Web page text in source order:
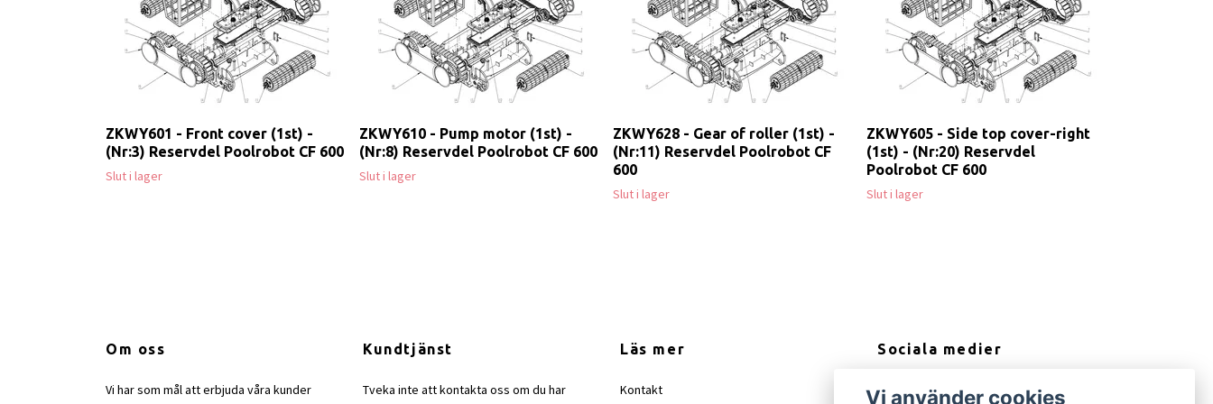
ZKWY601 - Front cover (1st) -
(Nr:3) Reservdel Poolrobot CF 600
Slut i lager
ZKWY610 - Pump motor (1st) -
(Nr:8) Reservdel Poolrobot CF 600
Slut i lager
ZKWY628 - Gear of roller (1st) -
(Nr:11) Reservdel Poolrobot CF
600
Slut i lager
ZKWY605 - Side top cover-right
(1st) - (Nr:20) Reservdel
Poolrobot CF 600
Slut i lager
Om oss
Vi har som mål att erbjuda våra kunder
Kundtjänst
Tveka inte att kontakta oss om du har
Läs mer
Kontakt
Sociala medier
Facebook
Vi använder cookies